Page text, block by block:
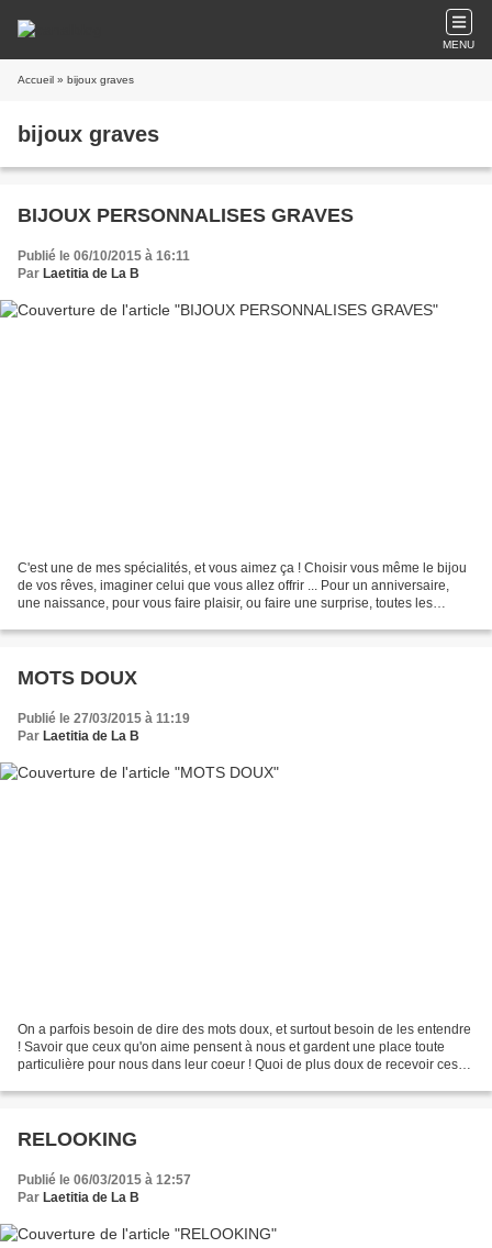
MENU
Accueil » bijoux graves
bijoux graves
BIJOUX PERSONNALISES GRAVES
Publié le 06/10/2015 à 16:11
Par Laetitia de La B
C'est une de mes spécialités, et vous aimez ça ! Choisir vous même le bijou
de vos rêves, imaginer celui que vous allez offrir ... Pour un anniversaire,
une naissance, pour vous faire plaisir, ou faire une surprise, toutes les
MOTS DOUX
Publié le 27/03/2015 à 11:19
Par Laetitia de La B
On a parfois besoin de dire des mots doux, et surtout besoin de les entendre
! Savoir que ceux qu'on aime pensent à nous et gardent une place toute
particulière pour nous dans leur coeur ! Quoi de plus doux de recevoir ces
RELOOKING
Publié le 06/03/2015 à 12:57
Par Laetitia de La B